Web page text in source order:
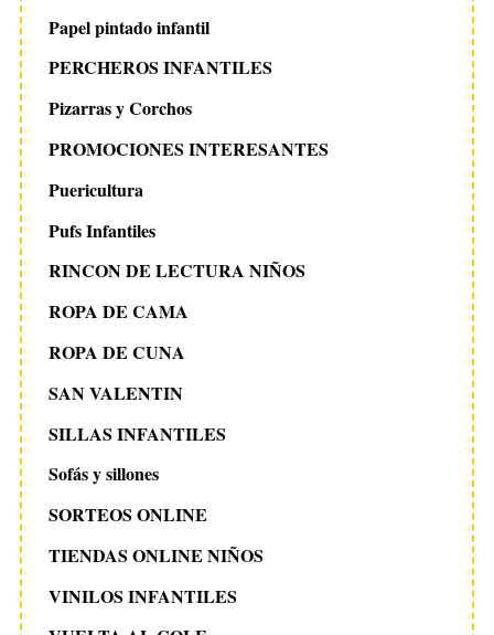
Papel pintado infantil
PERCHEROS INFANTILES
Pizarras y Corchos
PROMOCIONES INTERESANTES
Puericultura
Pufs Infantiles
RINCON DE LECTURA NIÑOS
ROPA DE CAMA
ROPA DE CUNA
SAN VALENTIN
SILLAS INFANTILES
Sofás y sillones
SORTEOS ONLINE
TIENDAS ONLINE NIÑOS
VINILOS INFANTILES